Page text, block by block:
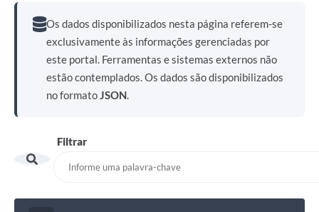
Os dados disponibilizados nesta página referem-se
exclusivamente às informações gerenciadas por
este portal. Ferramentas e sistemas externos não
estão contemplados. Os dados são disponibilizados
no formatoJSON.
Filtrar